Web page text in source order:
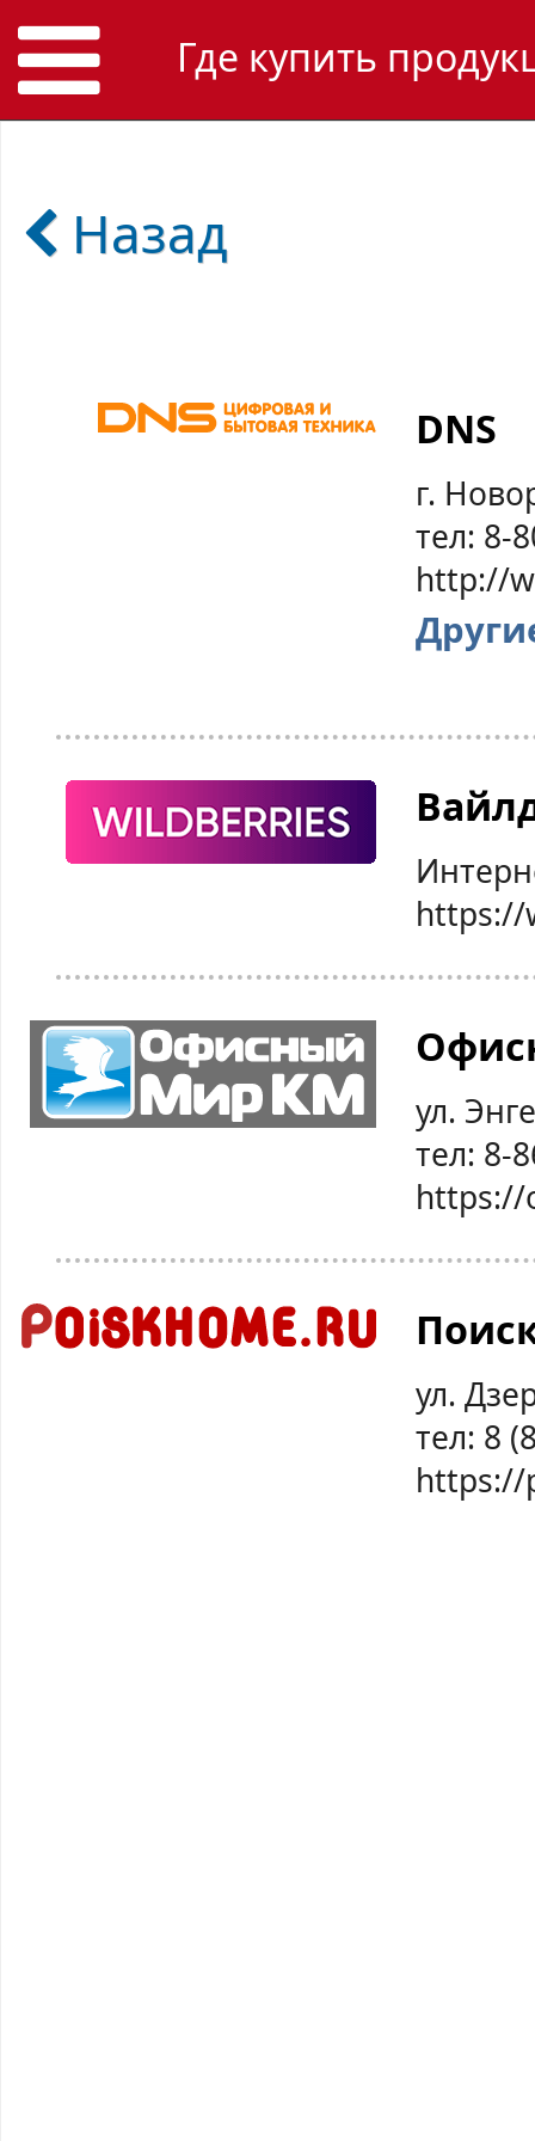
Где купить
Назад
DNS
г.
тел: 8-
http://
https://
ул.
тел: 8-
ул.
тел: 8
https://